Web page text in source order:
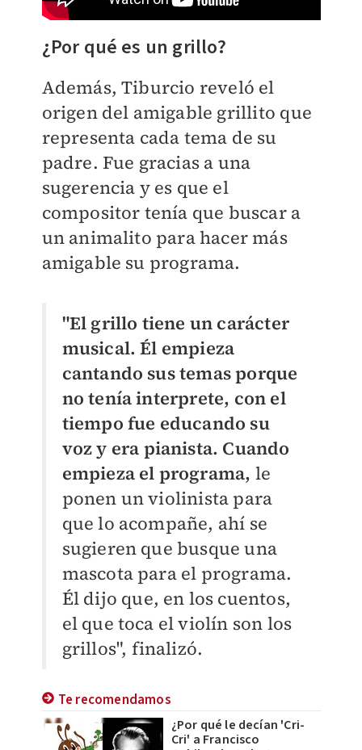
¿Por qué es un grillo?
Además, Tiburcio reveló el
origen del amigable grillito que
representa cada tema de su
padre. Fue gracias a una
sugerencia y es que el
compositor tenía que buscar a
un animalito para hacer más
amigable su programa.
"El grillo tiene un carácter
musical. Él empieza
cantando sus temas porque
no tenía interprete, con el
tiempo fue educando su
voz y era pianista. Cuando
empieza el programa, le
ponen un violinista para
que lo acompañe, ahí se
sugieren que busque una
mascota para el programa.
Él dijo que, en los cuentos,
el que toca el violín son los
grillos", finalizó.
Te recomendamos
¿Por qué le decían 'Cri-
Cri' a Francisco